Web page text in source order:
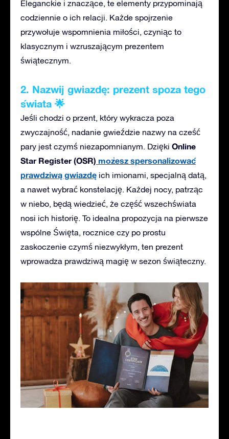
Eleganckie i znaczące, te elementy przypominają
codziennie o ich relacji. Każde spojrzenie
przywołuje wspomnienia miłości, czyniąc to
klasycznym i wzruszającym prezentem
świątecznym.
2. Nazwij gwiazdę: prezent spoza tego
świata 🌟
Jeśli chodzi o przent, który wykracza poza
zwyczajność, nadanie gwieździe nazwy na cześć
pary jest czymś niezapomnianym. Dzięki Online
Star Register (OSR) możesz spersonalizować
prawdziwą gwiazdę ich imionami, specjalną datą,
a nawet wybrać konstelację. Każdej nocy, patrząc
w niebo, będą wiedzieć, że część wszechświata
nosi ich historię. To idealna propozycja na pierwsze
wspólne Święta, rocznice czy po prostu
zaskoczenie czymś niezwykłym, ten prezent
wprowadza prawdziwą magię w sezon świąteczny.